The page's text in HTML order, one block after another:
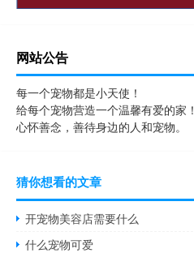
网站公告
每一个宠物都是小天使！
给每个宠物营造一个温馨有爱的家！
心怀善念，善待身边的人和宠物。
猜你想看的文章
开宠物美容店需要什么
什么宠物可爱